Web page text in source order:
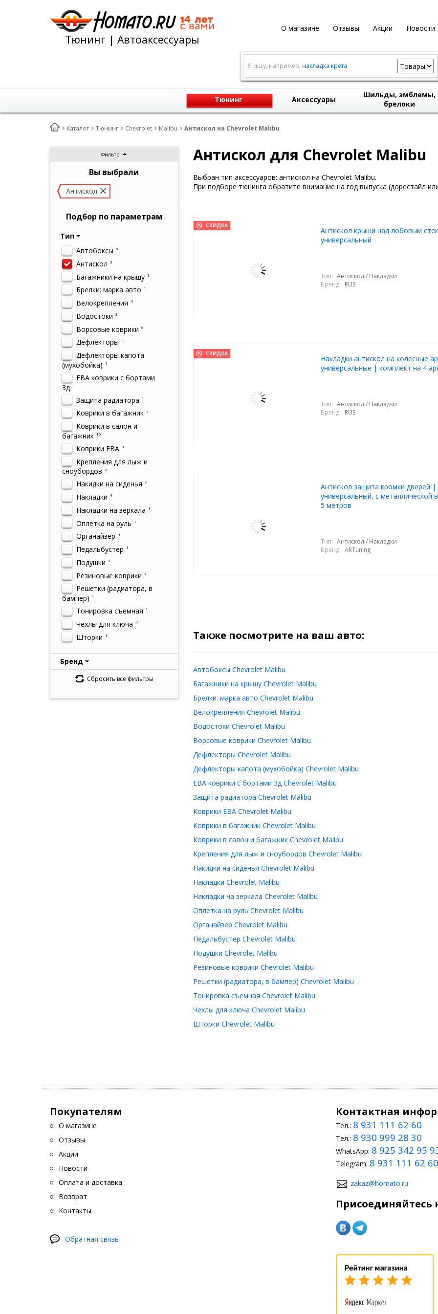
О магазине Отзывы Акции Новости
Тюнинг | Автоаксессуары
Я ищу, например, накладка крета
Тюнинг Аксессуары
Шильды, эмблемы,
брелоки
Каталог Тюнинг Chevrolet Malibu Антискол на Chevrolet Malibu
Фильтр
Вы выбрали
Антискол
Подбор по параметрам
Тип
Автобоксы 5
Антискол 3
Багажники на крышу 1
Брелки: марка авто 1
Велокрепления 4
Водостоки 3
Ворсовые коврики 6
Дефлекторы 3
Дефлекторы капота
(мухобойка)
1
ЕВА коврики с бортами
3д 3
Защита радиатора 1
Коврики в багажник 3
Коврики в салон и
багажник 16
Коврики ЕВА 3
Крепления для лыж и
сноубордов 2
Накидки на сиденья 7
Накладки 4
Накладки на зеркала 1
Оплетка на руль 1
Органайзер 3
Педальбустер 1
Подушки 1
Резиновые коврики 7
Решетки (радиатора, в
бампер)
1
Тонировка съемная 1
Чехлы для ключа 4
Шторки 1
Бренд
Сбросить все фильтры
Антискол для Chevrolet Malibu
Выбран тип аксессуаров: антискол на Chevrolet Malibu.
При подборе тюнинга обратите внимание на год выпуска (дорестайл
СКИДКА
Антискол крыши над лобовым
универсальный
Тип: Антискол / Накладки
Бренд: RUS
СКИДКА
Накладки антискол на колесные
универсальные | комплект на 4
Тип: Антискол / Накладки
Бренд: RUS
Антискол защита кромки дверей |
универсальный, с металлической
5 метров
Тип: Антискол / Накладки
Бренд: ARTuning
Также посмотрите на ваш авто:
Автобоксы Chevrolet Malibu
Багажники на крышу Chevrolet Malibu
Брелки: марка авто Chevrolet Malibu
Велокрепления Chevrolet Malibu
Водостоки Chevrolet Malibu
Ворсовые коврики Chevrolet Malibu
Дефлекторы Chevrolet Malibu
Дефлекторы капота (мухобойка) Chevrolet Malibu
ЕВА коврики с бортами 3д Chevrolet Malibu
Защита радиатора Chevrolet Malibu
Коврики ЕВА Chevrolet Malibu
Коврики в багажник Chevrolet Malibu
Коврики в салон и багажник Chevrolet Malibu
Крепления для лыж и сноубордов Chevrolet Malibu
Накидки на сиденья Chevrolet Malibu
Накладки Chevrolet Malibu
Накладки на зеркала Chevrolet Malibu
Оплетка на руль Chevrolet Malibu
Органайзер Chevrolet Malibu
Педальбустер Chevrolet Malibu
Подушки Chevrolet Malibu
Резиновые коврики Chevrolet Malibu
Решетки (радиатора, в бампер) Chevrolet Malibu
Тонировка съемная Chevrolet Malibu
Чехлы для ключа Chevrolet Malibu
Шторки Chevrolet Malibu
Покупателям
О магазине
Отзывы
Акции
Новости
Оплата и доставка
Возврат
Контакты
Обратная связь
Контактная
Тел.: 8 931 111 62 60
Тел.: 8 930 999 28 30
WhatsApp: 8 925 342 95
Telegram: 8 931 111 62 60
zakaz@homato.ru
Присоединяйтесь